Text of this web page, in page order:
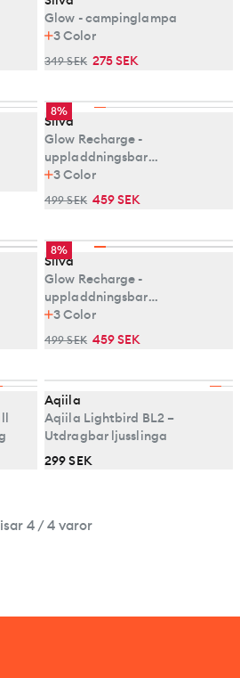
Glow - campinglampa
3Color
349 SEK 275 SEK
8%
Silva
Glow Recharge -
uppladdningsbar
campinglampa
3Color
499 SEK 459 SEK
8%
Silva
Glow Recharge -
uppladdningsbar
campinglampa
3Color
499 SEK 459 SEK
Aqiila
Aqiila Lightbird BL2 –
Utdragbar ljusslinga
299 SEK
4 / 4 varor